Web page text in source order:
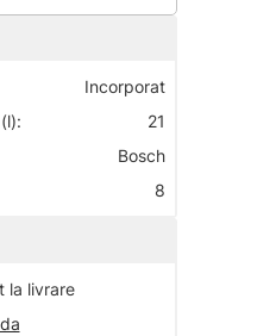
Incorporat
21
Bosch
8
la livrare